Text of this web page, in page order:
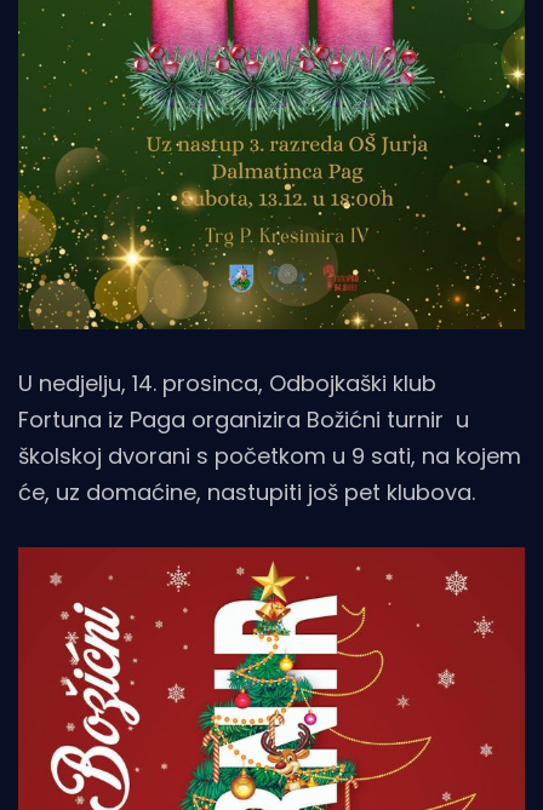
U nedjelju, 14. prosinca, Odbojkaški klub
Fortuna iz Paga organizira Božićni turnir u
školskoj dvorani s početkom u 9 sati, na kojem
će, uz domaćine, nastupiti još pet klubova.